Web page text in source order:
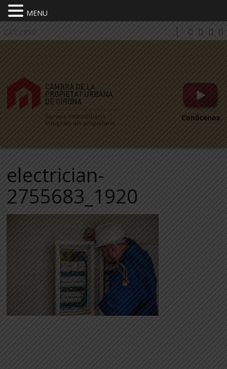
CAT / ESP
Conócenos
electrician-
2755683_1920
MENU